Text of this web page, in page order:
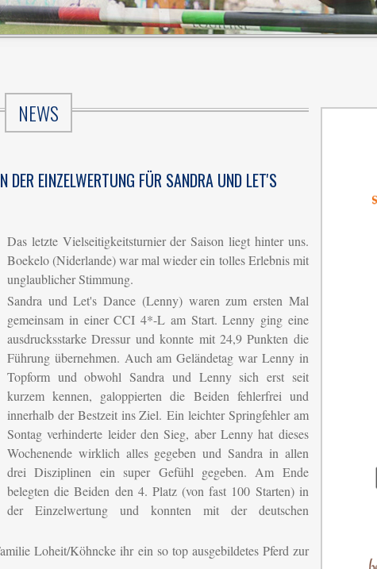
NEWS
EINZELWERTUNG FÜR SANDRA UND LET'S
Das letzte Vielseitigkeitsturnier der Saison liegt hinter uns.
Boekelo (Niderlande) war mal wieder ein tolles Erlebnis mit
unglaublicher Stimmung.
Sandra und Let's Dance (Lenny) waren zum ersten Mal
gemeinsam in einer CCI 4*-L am Start. Lenny ging eine
ausdrucksstarke Dressur und konnte mit 24,9 Punkten die
Führung übernehmen. Auch am Geländetag war Lenny in
Topform und obwohl Sandra und Lenny sich erst seit
kurzem kennen, galoppierten die Beiden fehlerfrei und
innerhalb der Bestzeit ins Ziel.Ein leichter Springfehler am
Sontag verhinderte leider den Sieg, aber Lenny hat dieses
Wochenende wirklich alles gegeben und Sandra in allen
drei Disziplinen ein super Gefühl gegeben. Am Ende
belegten die Beiden den 4. Platz (von fast 100 Starten) in
der Einzelwertung und konnten mit der deutschen
Loheit/Köhncke ihr ein so top ausgebildetes Pferd zur